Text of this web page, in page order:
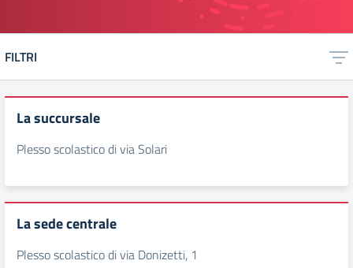
FILTRI
La succursale
Plesso scolastico di via Solari
La sede centrale
Plesso scolastico di via Donizetti, 1